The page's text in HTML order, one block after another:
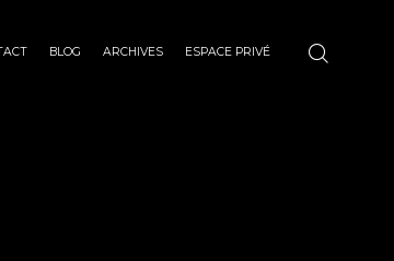
BLOG ARCHIVES ESPACE PRIVÉ